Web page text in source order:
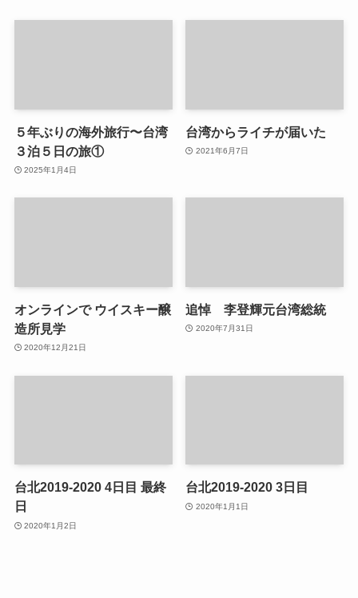
５年ぶりの海外旅行〜台湾
３泊５日の旅①
2025年1月4日
台湾からライチが届いた
2021年6月7日
オンラインで ウイスキー醸
造所見学
2020年12月21日
追悼 李登輝元台湾総統
2020年7月31日
台北2019-2020 4日目 最終
日
2020年1月2日
台北2019-2020 3日目
2020年1月1日